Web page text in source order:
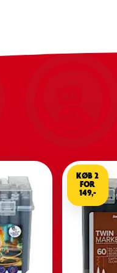
KØB 2
FOR
149,-